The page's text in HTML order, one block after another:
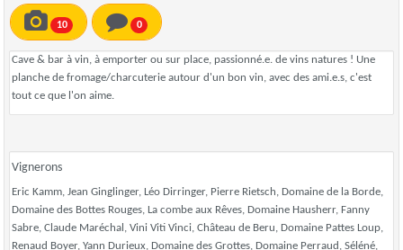
10 0
Cave & bar à vin, à emporter ou sur place, passionné.e. de vins natures ! Une
planche de fromage/charcuterie autour d'un bon vin, avec des ami.e.s, c'est
tout ce que l'on aime.
Vignerons
Eric Kamm, Jean Ginglinger, Léo Dirringer, Pierre Rietsch, Domaine de la Borde,
Domaine des Bottes Rouges, La combe aux Rêves, Domaine Hausherr, Fanny
Sabre, Claude Maréchal, Vini Viti Vinci, Château de Beru, Domaine Pattes Loup,
Renaud Boyer, Yann Durieux, Domaine des Grottes, Domaine Perraud, Séléné,